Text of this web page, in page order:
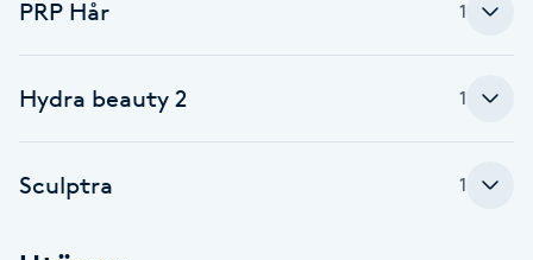
Fransk manikyr
Fransrengöring
PRP Hår 1
Hydra beauty 2 1
Sculptra 1